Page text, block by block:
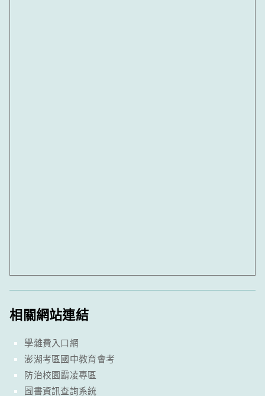
相關網站連結
學雜費入口網
澎湖考區國中教育會考
防治校園霸凌專區
圖書資訊查詢系統